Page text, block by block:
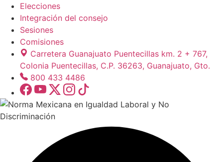
Elecciones
Integración del consejo
Sesiones
Comisiones
Carretera Guanajuato Puentecillas km. 2 + 767,
Colonia Puentecillas, C.P. 36263, Guanajuato, Gto.
800 433 4486